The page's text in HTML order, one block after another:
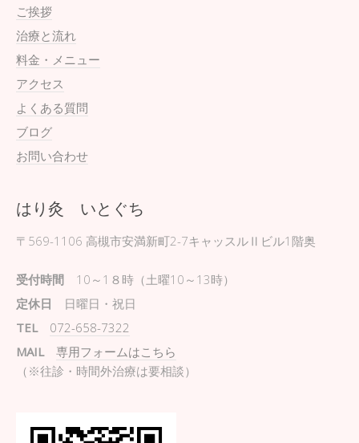
ご挨拶
治療と流れ
料金・メニュー
アクセス
よくある質問
ブログ
お問い合わせ
はり灸 いとぐち
〒569-1106 高槻市安満新町2-7キャッスルⅡビル1階奥
受付時間 10～1８時（土曜10～13時）
定休日 日曜日・祝日
TEL
072-658-7322
MAIL
専用フォームはこちら
（※往診・時間外治療は要相談）